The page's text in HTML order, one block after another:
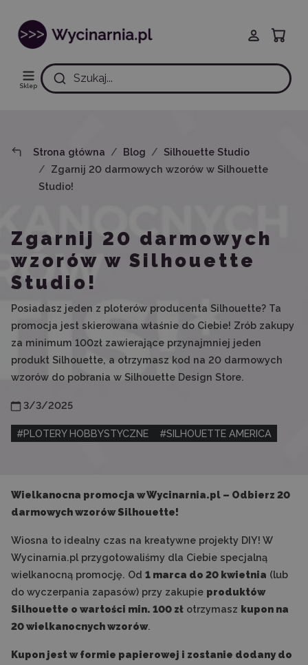
Sklep
Szukaj...
Strona główna Blog
Silhouette Studio
Zgarnij 20 darmowych wzorów w Silhouette
Studio!
Zgarnij 20 darmowych
wzorów w Silhouette
Studio!
Posiadasz jeden z ploterów producenta Silhouette? Ta
promocja jest skierowana właśnie do Ciebie! Zrób zakupy
za minimum 100zł zawierające przynajmniej jeden
produkt Silhouette, a otrzymasz kod na 20 darmowych
wzorów do pobrania w Silhouette Design Store.
3/3/2025
#PLOTERY HOBBYSTYCZNE #SILHOUETTE AMERICA
Wielkanocna promocja w Wycinarnia.pl – Odbierz 20
darmowych wzorów Silhouette!
Wiosna to idealny czas na kreatywne projekty DIY! W
Wycinarnia.pl przygotowaliśmy dla Ciebie specjalną
wielkanocną promocję. Od 1 marca do 20 kwietnia (lub
do wyczerpania zapasów) przy zakupie produktów
Silhouette o wartości min. 100 zł otrzymasz kupon na
20 wielkanocnych wzorów.
Kupon jest w formie papierowej i zostanie dodany do